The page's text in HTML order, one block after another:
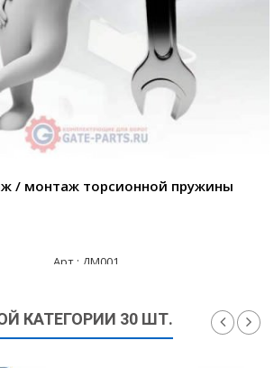
/ монтаж торсионной пружины
Арт.: ДМ001
КАТЕГОРИИ 30 ШТ.